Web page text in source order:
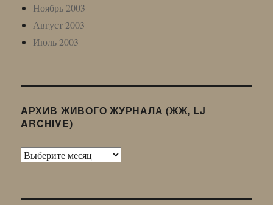
Ноябрь 2003
Август 2003
Июль 2003
АРХИВ ЖИВОГО ЖУРНАЛА (ЖЖ, LJ
ARCHIVE)
Архив